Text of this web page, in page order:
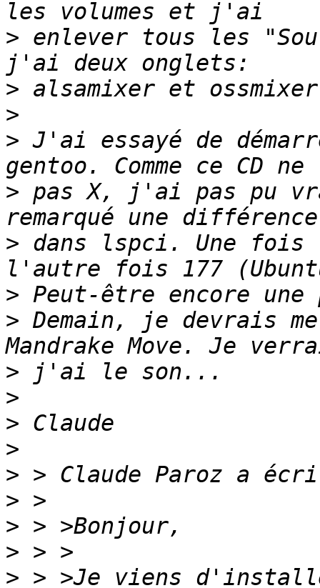
> enlever tous les
>
>
> J'ai essayé de
> pas X, j'ai pas pu
> dans lspci. Une fois
>
> Demain, je devrais
>
>
>
>
>
>
>
>
> > >Je viens